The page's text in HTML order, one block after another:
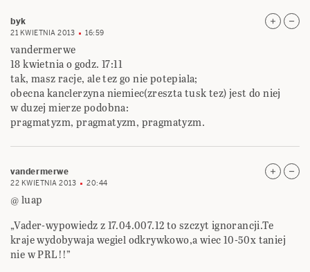
byk
21 KWIETNIA 2013 16:59
vandermerwe
18 kwietnia o godz. 17:11
tak, masz racje, ale tez go nie potepiala;
obecna kanclerzyna niemiec(zreszta tusk tez) jest do niej
w duzej mierze podobna:
pragmatyzm, pragmatyzm, pragmatyzm.
vandermerwe
22 KWIETNIA 2013 20:44
@ luap
„Vader-wypowiedz z 17.04.007.12 to szczyt ignorancji.Te
kraje wydobywaja wegiel odkrywkowo,a wiec 10-50x taniej
nie w PRL!!”